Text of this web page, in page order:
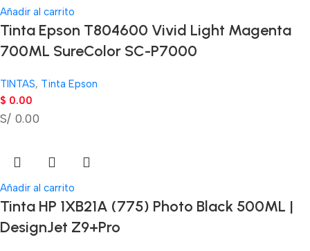
Añadir al carrito
Tinta Epson T804600 Vivid Light Magenta
700ML SureColor SC-P7000
TINTAS, Tinta Epson
$ 0.00
S/ 0.00
Añadir al carrito
Tinta HP 1XB21A (775) Photo Black 500ML |
DesignJet Z9+Pro